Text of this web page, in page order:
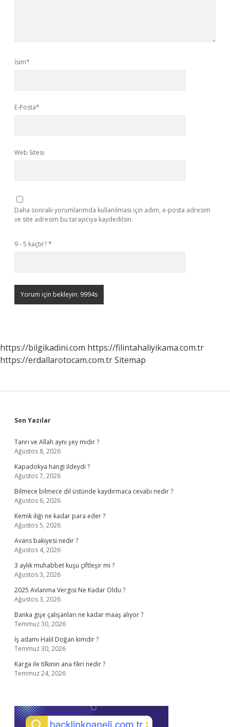
İsim*
E-Posta*
Web Sitesi
Daha sonraki yorumlarımda kullanılması için adım, e-posta adresim
ve site adresim bu tarayıcıya kaydedilsin.
9 - 5 kaçtır?*
https://bilgikadini.com https://filintahaliyikama.com.tr
https://erdallarotocam.com.trSitemap
Sidebar
Son Yazılar
Tanrı ve Allah aynı şey midir ?
Ağustos 8, 2026
Kapadokya hangi ildeydi ?
Ağustos 7, 2026
Bilmece bilmece dil üstünde kaydırmaca cevabı nedir ?
Ağustos 6, 2026
Kemik iliği ne kadar para eder ?
Ağustos 5, 2026
Avans bakiyesi nedir ?
Ağustos 4, 2026
3 aylık muhabbet kuşu çiftleşir mi ?
Ağustos 3, 2026
2025 Avlanma Vergisi Ne Kadar Oldu ?
Ağustos 3, 2026
Banka gişe çalışanları ne kadar maaş alıyor ?
Temmuz 30, 2026
İş adamı Halil Doğan kimdir ?
Temmuz 30, 2026
Karga ile tilkinin ana fikri nedir ?
Temmuz 24, 2026